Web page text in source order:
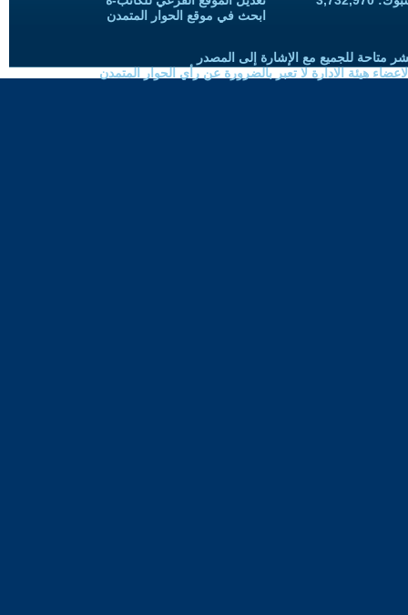
ابحث في موقع الحوار المتمدن
متاحة للجميع مع الإشارة إلى المصدر
هيئة الادارة لا تعبر بالضرورة عن رأي الحوار المتمدن